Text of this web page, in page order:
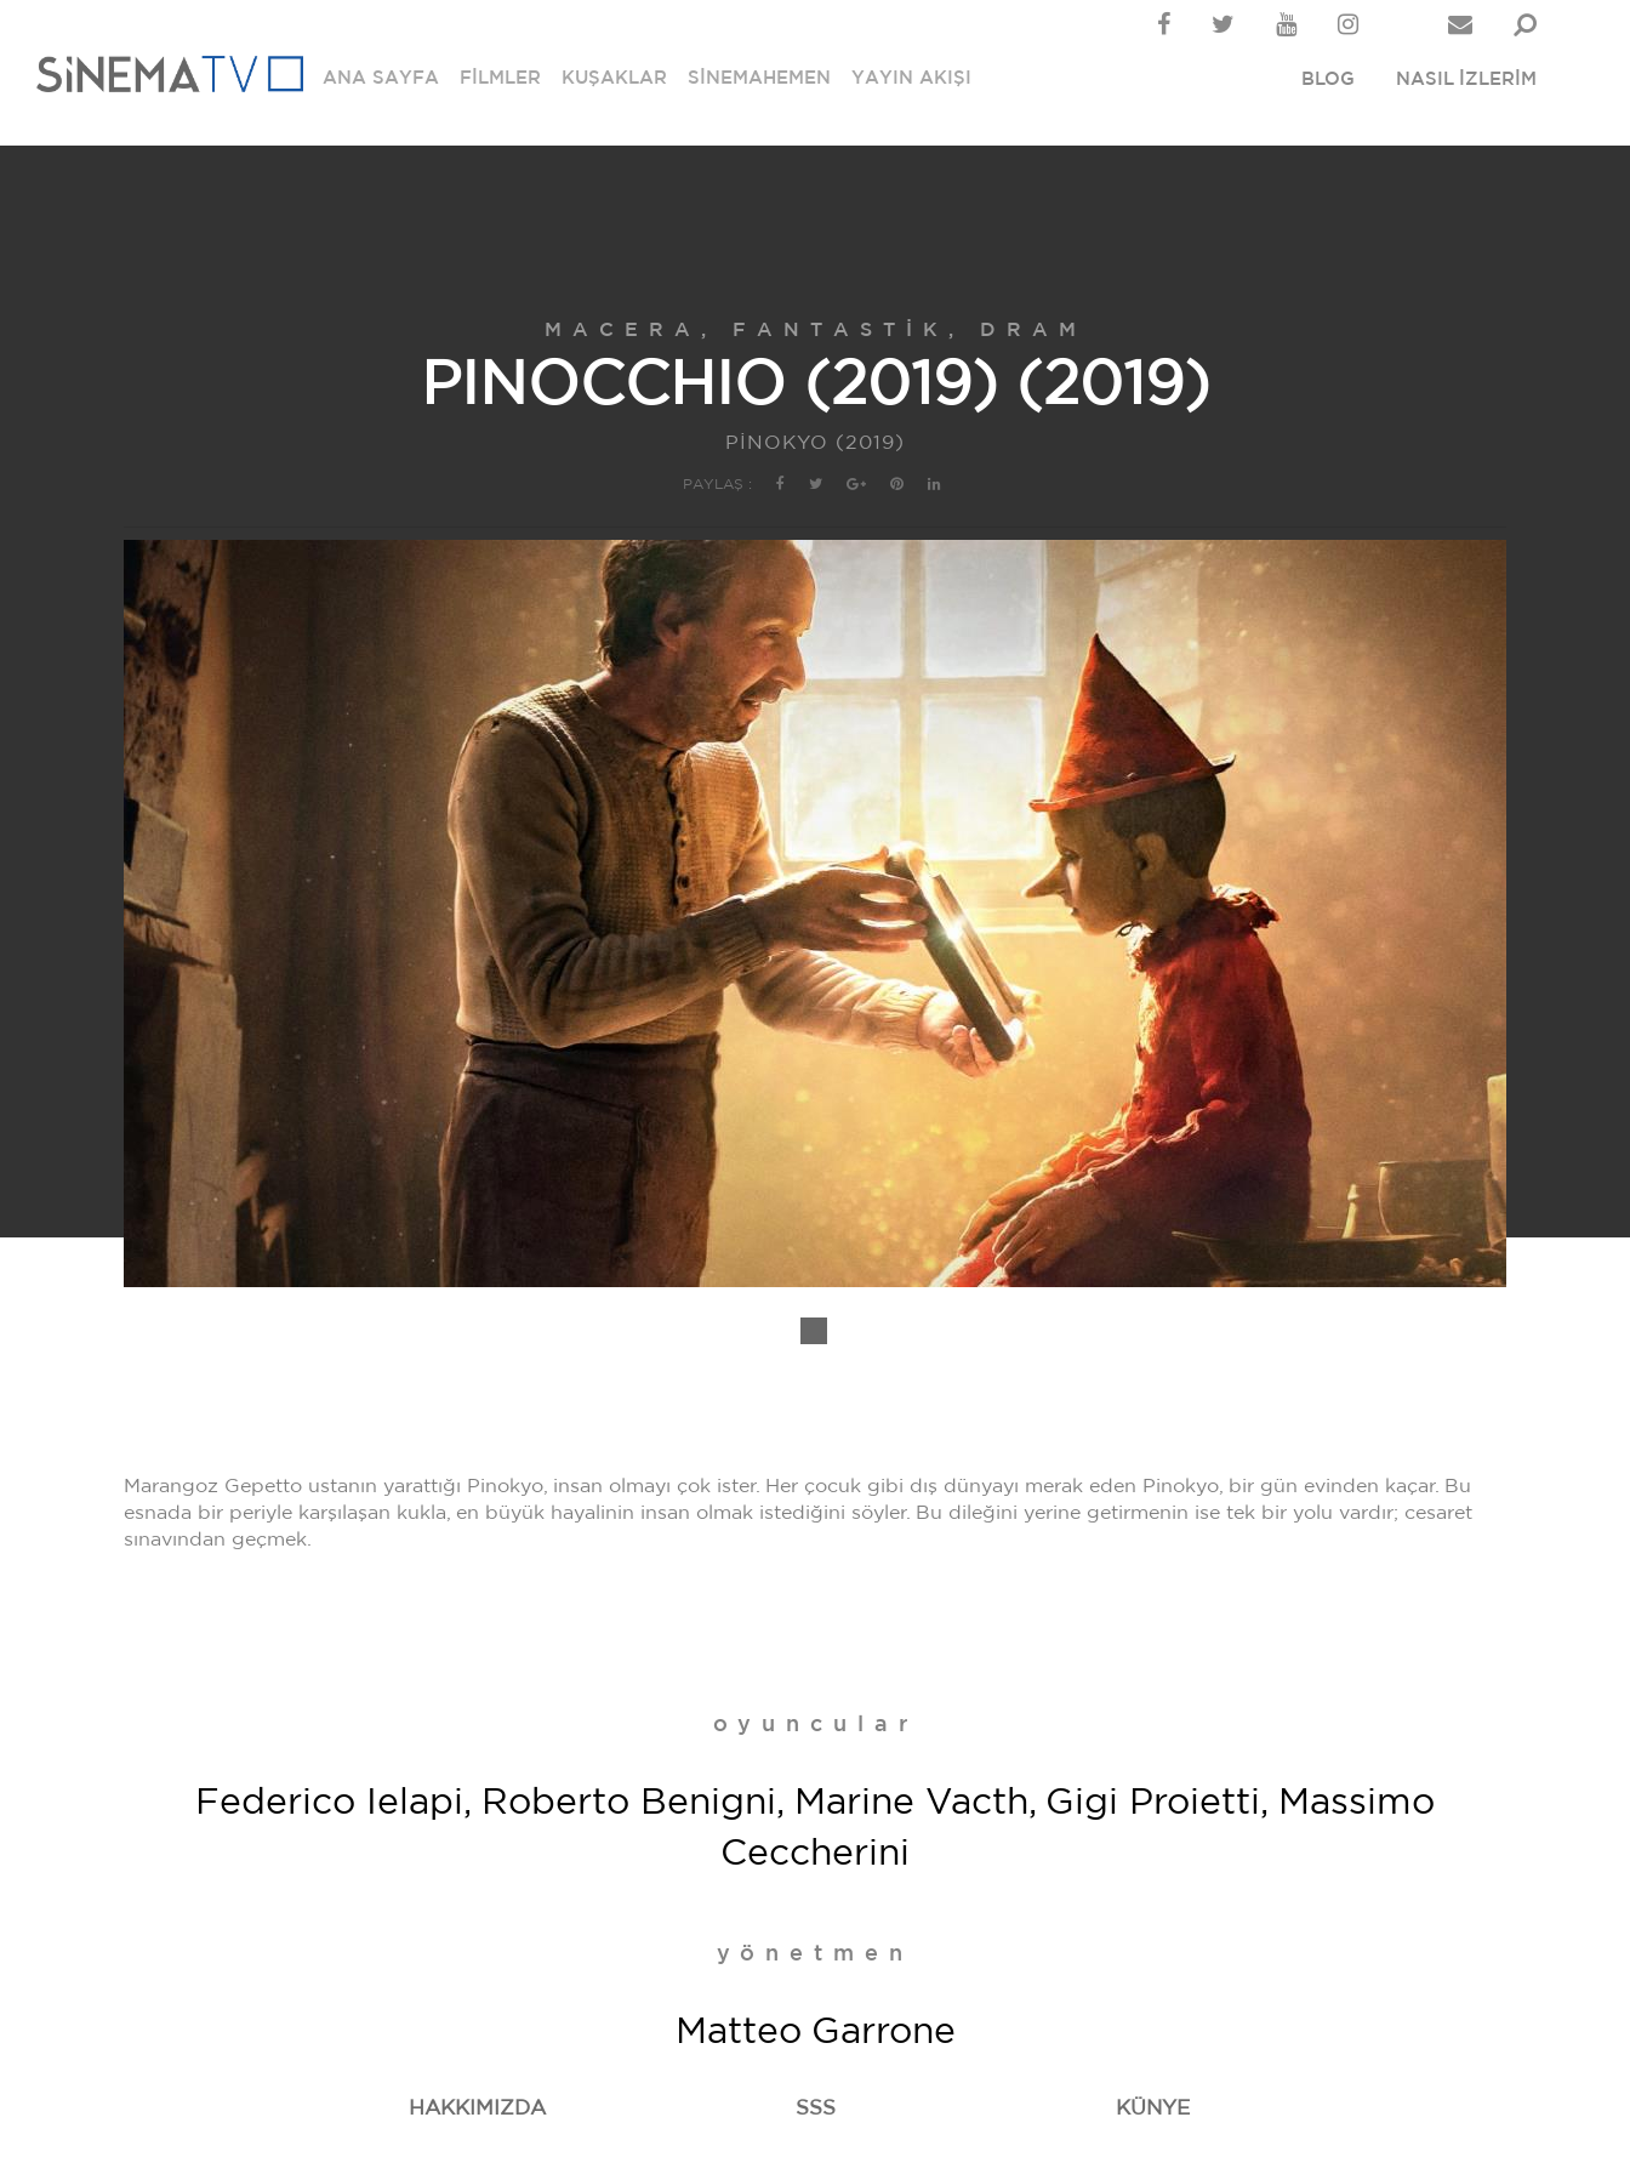
BLOG NASIL İZLERİM
ANA SAYFA FİLMLER KUŞAKLAR SİNEMAHEMEN YAYIN AKIŞI
MACERA, FANTASTIK, DRAM
PINOCCHIO (2019) (2019)
PİNOKYO (2019)
PAYLAŞ :
Marangoz Gepetto ustanın yarattığı Pinokyo, insan olmayı çok ister. Her çocuk gibi dış dünyayı merak eden Pinokyo, bir gün evinden kaçar. Bu
esnada bir periyle karşılaşan kukla, en büyük hayalinin insan olmak istediğini söyler. Bu dileğini yerine getirmenin ise tek bir yolu vardır; cesaret
sınavından geçmek.
oyuncular
Federico Ielapi, Roberto Benigni, Marine Vacth, Gigi Proietti, Massimo
Ceccherini
yönetmen
Matteo Garrone
HAKKIMIZDA SSS KÜNYE